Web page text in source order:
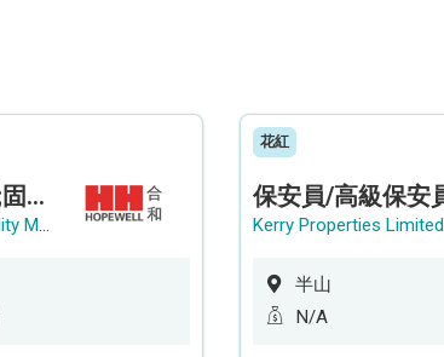
灣仔商廈保安員(9碼;固定中班)
Hopewell Property and Facility Management Ltd. 合和物業及設施管理有限公司
花紅
Kerry Properties Limited
半山
N/A